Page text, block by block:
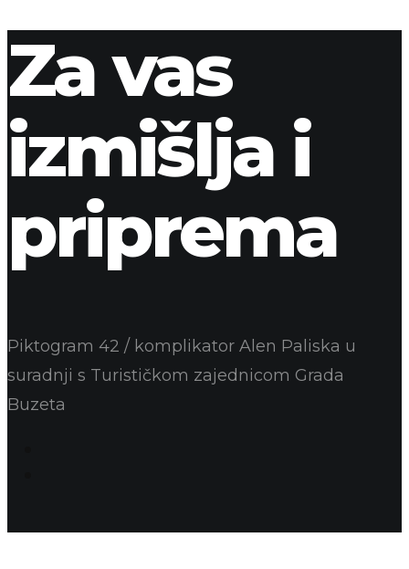
Za vas
izmišlja i
priprema
Piktogram 42 / komplikator Alen Paliska u
suradnji s Turističkom zajednicom Grada
Buzeta